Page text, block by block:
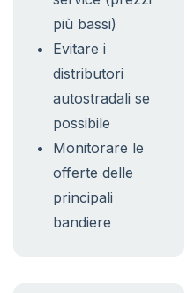
più bassi)
Evitare i
distributori
autostradali se
possibile
Monitorare le
offerte delle
principali
bandiere